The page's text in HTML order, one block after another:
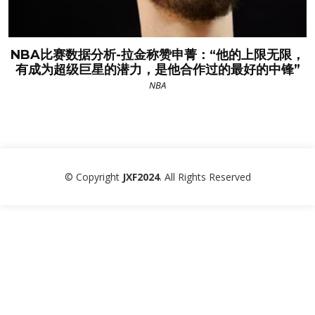
NBA比赛数据分析-拉金称赞申菁：“他的上限无限，
有成为超级巨星的潜力，是他合作过的最好的中锋”
NBA
© Copyright JXF2024. All Rights Reserved